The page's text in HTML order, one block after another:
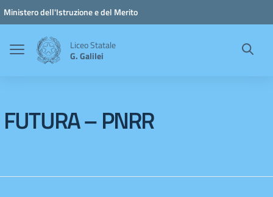
Vai ai contenuti
Vai al menu di navigazione
Vai al footer
Ministero dell'Istruzione e del Merito
Liceo Statale
G. Galilei
FUTURA – PNRR